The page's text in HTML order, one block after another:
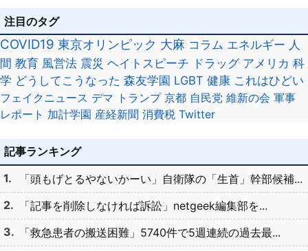
注目のタグ
COVID19 東京オリンピック 大麻 コラム エネルギー 人
間 教育 風営法 震災 ヘイトスピーチ ドラッグ アメリカ 科
学 どうしてこうなった 森友学園 LGBT 健康 これはひどい
フェイクニュース デマ トランプ 京都 自民党 維新の会 軍事
レポート 加計学園 産経新聞 消費税 Twitter
記事ランキング
「頭もげとるやないかーい」自衛隊の「生首」幹部候補...
「記事を削除しなければ訴訟」netgeek編集部を...
「救急患者の搬送困難」5740件で5週連続の過去最...